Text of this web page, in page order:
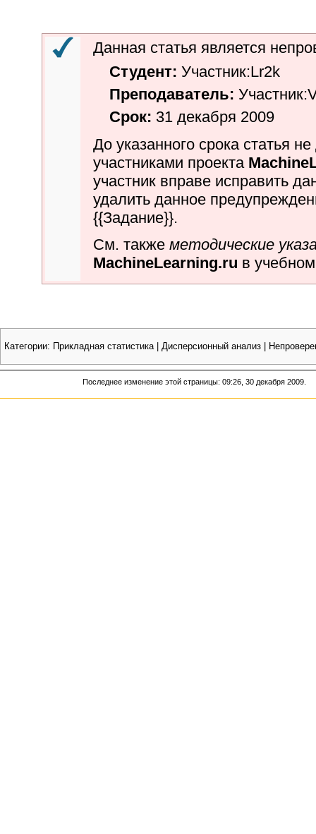
Данная статья является
Студент: Участник:Lr2k
Преподаватель:
Срок: 31 декабря 2009
До указанного срока статья
участниками проекта
участник вправе исправить
удалить данное
{{Задание}}.
См. такжеметодические
MachineLearning.ru в
Категории: Прикладная статистика Дисперсионный анализ
Последнее изменение этой страницы: 09:26, 30 декабря 2009.